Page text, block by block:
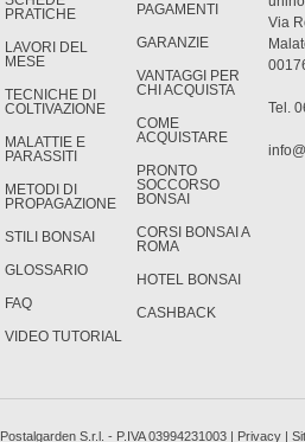
PRATICHE
LAVORI DEL
MESE
TECNICHE DI
COLTIVAZIONE
MALATTIE E
PARASSITI
METODI DI
PROPAGAZIONE
STILI BONSAI
GLOSSARIO
FAQ
VIDEO TUTORIAL
PAGAMENTI
GARANZIE
VANTAGGI PER
CHI ACQUISTA
COME
ACQUISTARE
PRONTO
SOCCORSO
BONSAI
CORSI BONSAI A
ROMA
HOTEL BONSAI
CASHBACK
Via
Tel.
Postalgarden S.r.l. - P.IVA 03994231003 | Privacy |